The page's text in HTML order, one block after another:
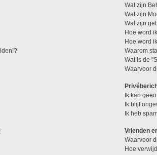
Wat zijn
Wat zijn
Wat zijn
Hoe word
Hoe word
Waarom
Wat is de
Waarvoor
Ik kan
Ik blijf
Ik heb
Vrienden
Waarvoor
Hoe